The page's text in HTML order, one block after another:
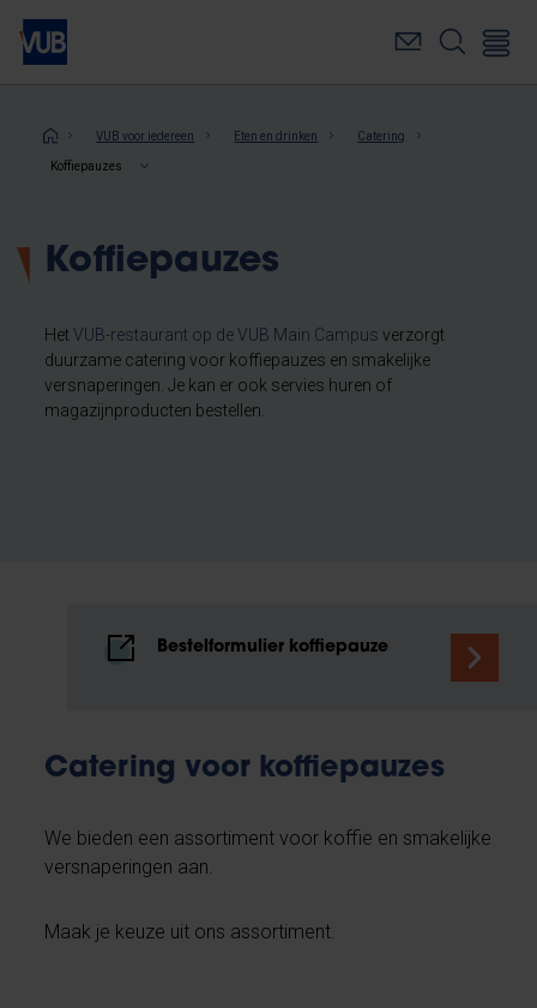
Overslaan
naar
inhoudKruimelpad
VUB voor iedereen Eten en drinken Catering
Koffiepauzes
Koffiepauzes
HetVUB-restaurant op de VUB Main Campus verzorgt
duurzame catering voor koffiepauzes en smakelijke
versnaperingen. Je kan er ook servies huren of
magazijnproducten bestellen.
Bestelformulier koffiepauze
Catering voor koffiepauzes
We bieden een assortiment voor koffie en smakelijke
versnaperingen aan.
Maak je keuze uit ons assortiment.